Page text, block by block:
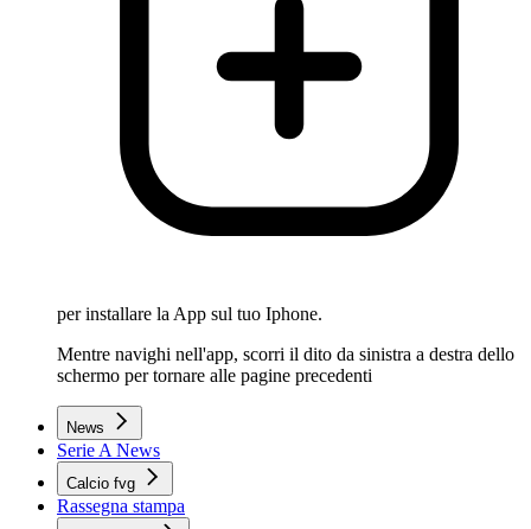
per installare la App sul tuo Iphone.
Mentre navighi nell'app, scorri il dito da sinistra a destra dello
schermo per tornare alle pagine precedenti
News
Serie A News
Calcio fvg
Rassegna stampa